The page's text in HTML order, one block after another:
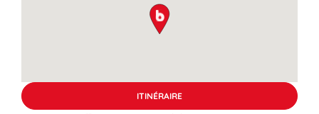
map pin
ITINÉRAIRE